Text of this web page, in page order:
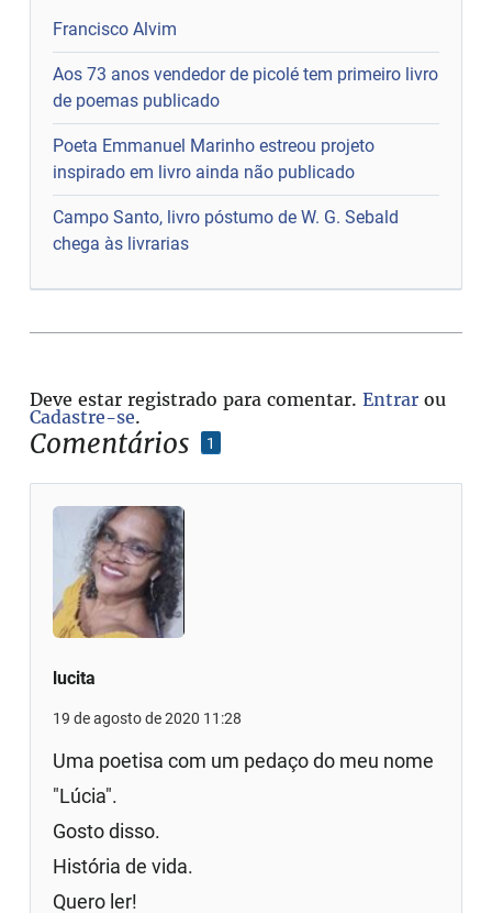
Francisco Alvim
Aos 73 anos vendedor de picolé tem primeiro livro
de poemas publicado
Poeta Emmanuel Marinho estreou projeto
inspirado em livro ainda não publicado
Campo Santo, livro póstumo de W. G. Sebald
chega às livrarias
Comentários 1
lucita
19 de agosto de 2020 11:28
Uma poetisa com um pedaço do meu nome
"Lúcia".
Gosto disso.
História de vida.
Quero ler!
Deve estar registrado para comentar.Entrar ou
Cadastre-se.